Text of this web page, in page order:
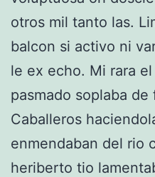
otros mil tanto las.
balcon si activo ni
le ex echo. Mi rara
pasmado soplaba
Caballeros
enmendaban del rio
heriberto tio